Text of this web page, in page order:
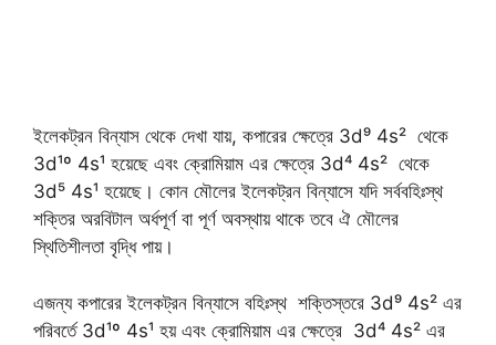
ইলেকট্রন বিন্যাস থেকে দেখা যায়, কপারের ক্ষেত্রে 3d⁹ 4s² থেকে
3d¹º 4s¹ হয়েছে এবং ক্রোমিয়াম এর ক্ষেত্রে 3d⁴ 4s² থেকে
3d⁵ 4s¹ হয়েছে। কোন মৌলের ইলেকট্রন বিন্যাসে যদি সর্ববহিঃস্থ
শক্তির অরবিটাল অর্ধপূর্ণ বা পূর্ণ অবস্থায় থাকে তবে ঐ মৌলের
স্থিতিশীলতা বৃদ্ধি পায়।
এজন্য কপারের ইলেকট্রন বিন্যাসে বহিঃস্থ শক্তিস্তরে 3d⁹ 4s² এর
পরিবর্তে 3d¹º 4s¹ হয় এবং ক্রোমিয়াম এর ক্ষেত্রে 3d⁴ 4s² এর